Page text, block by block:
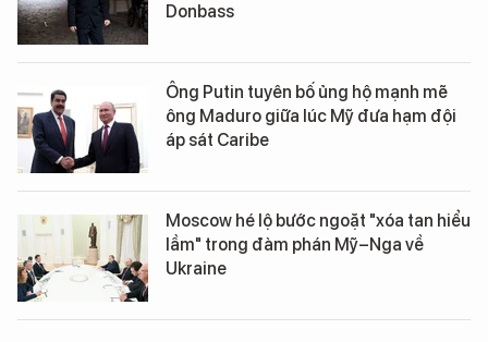
Donbass
Ông Putin tuyên bố ủng hộ mạnh mẽ
ông Maduro giữa lúc Mỹ đưa hạm đội
áp sát Caribe
Moscow hé lộ bước ngoặt "xóa tan hiểu
lầm" trong đàm phán Mỹ–Nga về
Ukraine